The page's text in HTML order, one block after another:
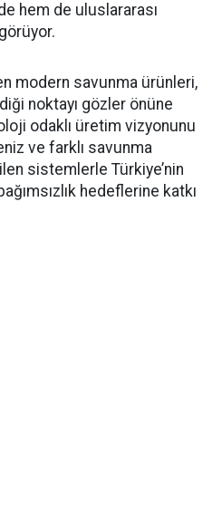
hem de uluslararası
modern savunma ürünleri,
noktayı gözler önüne
odaklı üretim vizyonunu
ve farklı savunma
sistemlerle Türkiye’nin
hedeflerine katkı